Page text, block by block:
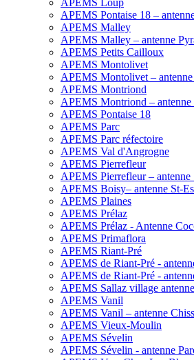
APEMS Pontaise 18 –
APEMS Malley
APEMS Malley – antenne
APEMS Petits Cailloux
APEMS Montolivet
APEMS Montolivet –
APEMS Montriond
APEMS Montriond –
APEMS Pontaise 18
APEMS Parc
APEMS Parc réfectoire
APEMS Val d'Angrogne
APEMS Pierrefleur
APEMS Pierrefleur – antenne
APEMS Boisy– antenne St-
APEMS Plaines
APEMS Prélaz
APEMS Prélaz - Antenne
APEMS Primaflora
APEMS Riant-Pré
APEMS de Riant-Pré -
APEMS de Riant-Pré -
APEMS Sallaz village
APEMS Vanil
APEMS Vanil – antenne
APEMS Vieux-Moulin
APEMS Sévelin
APEMS Sévelin - antenne